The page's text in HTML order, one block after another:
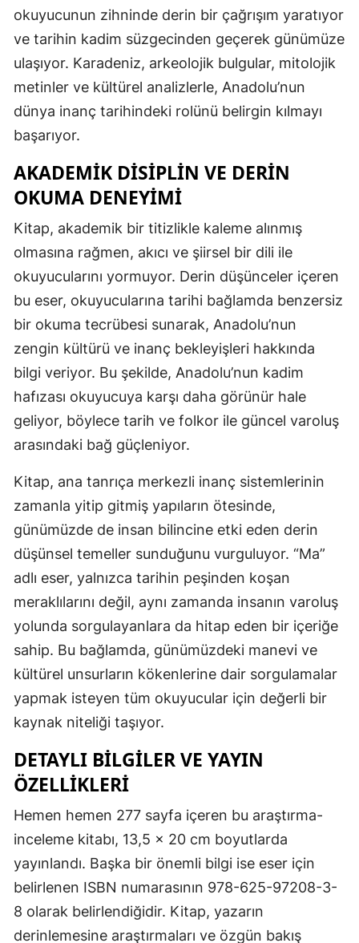
okuyucunun zihninde derin bir çağrışım yaratıyor
ve tarihin kadim süzgecinden geçerek günümüze
ulaşıyor. Karadeniz, arkeolojik bulgular, mitolojik
metinler ve kültürel analizlerle, Anadolu’nun
dünya inanç tarihindeki rolünü belirgin kılmayı
başarıyor.
AKADEMIK DISIPLIN VE DERIN
OKUMA DENEYIMI
Kitap, akademik bir titizlikle kaleme alınmış
olmasına rağmen, akıcı ve şiirsel bir dili ile
okuyucularını yormuyor. Derin düşünceler içeren
bu eser, okuyucularına tarihi bağlamda benzersiz
bir okuma tecrübesi sunarak, Anadolu’nun
zengin kültürü ve inanç bekleyişleri hakkında
bilgi veriyor. Bu şekilde, Anadolu’nun kadim
hafızası okuyucuya karşı daha görünür hale
geliyor, böylece tarih ve folkor ile güncel varoluş
arasındaki bağ güçleniyor.
Kitap, ana tanrıça merkezli inanç sistemlerinin
zamanla yitip gitmiş yapıların ötesinde,
günümüzde de insan bilincine etki eden derin
düşünsel temeller sunduğunu vurguluyor. “Ma”
adlı eser, yalnızca tarihin peşinden koşan
meraklılarını değil, aynı zamanda insanın varoluş
yolunda sorgulayanlara da hitap eden bir içeriğe
sahip. Bu bağlamda, günümüzdeki manevi ve
kültürel unsurların kökenlerine dair sorgulamalar
yapmak isteyen tüm okuyucular için değerli bir
kaynak niteliği taşıyor.
DETAYLI BILGILER VE YAYIN
ÖZELLIKLERI
Hemen hemen 277 sayfa içeren bu araştırma-
inceleme kitabı, 13,5 x 20 cm boyutlarda
yayınlandı. Başka bir önemli bilgi ise eser için
belirlenen ISBN numarasının 978-625-97208-3-
8 olarak belirlendiğidir. Kitap, yazarın
derinlemesine araştırmaları ve özgün bakış